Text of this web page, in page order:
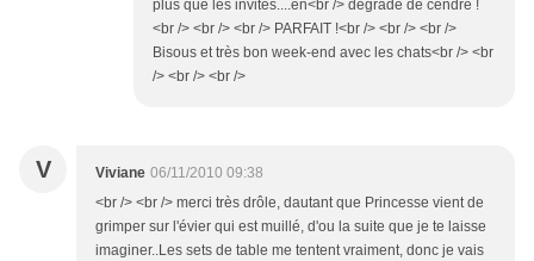
plus que les invités....en<br /> dégradé de cendré !
<br /> <br /> <br /> PARFAIT !<br /> <br /> <br />
Bisous et très bon week-end avec les chats<br /> <br
/> <br /> <br />
V Viviane 06/11/2010 09:38
<br /> <br /> merci très drôle, dautant que Princesse vient de
grimper sur l'évier qui est muillé, d'ou la suite que je te laisse
imaginer..Les sets de table me tentent vraiment, donc je vais